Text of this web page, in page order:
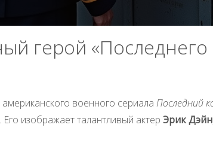
герой «Последнего
военного сериала Последний
изображает талантливый актер Эрик Дэйн